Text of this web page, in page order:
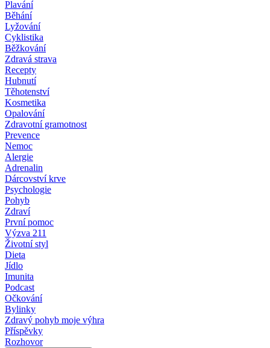
Plavání
Běhání
Lyžování
Cyklistika
Běžkování
Zdravá strava
Recepty
Hubnutí
Těhotenství
Kosmetika
Opalování
Zdravotní gramotnost
Prevence
Nemoc
Alergie
Adrenalin
Dárcovství krve
Psychologie
Pohyb
Zdraví
První pomoc
Výzva 211
Životní styl
Dieta
Jídlo
Imunita
Podcast
Očkování
Bylinky
Zdravý pohyb moje výhra
Příspěvky
Rozhovor